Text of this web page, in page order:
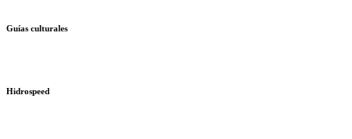
Guías culturales
Hidrospeed